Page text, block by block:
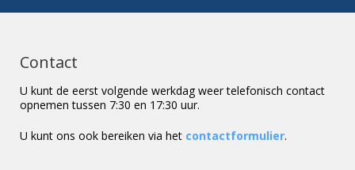
Contact
U kunt de eerst volgende werkdag weer telefonisch contact
opnemen tussen 7:30 en 17:30 uur.
U kunt ons ook bereiken via het contactformulier.